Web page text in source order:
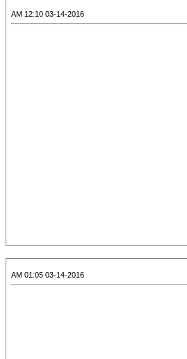
03-14-2016 12:10 AM
03-14-2016 01:05 AM